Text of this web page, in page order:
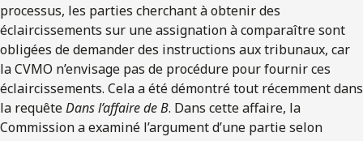
processus, les parties cherchant à obtenir des
éclaircissements sur une assignation à comparaître sont
obligées de demander des instructions aux tribunaux, car
la CVMO n’envisage pas de procédure pour fournir ces
éclaircissements. Cela a été démontré tout récemment dans
la requêteDans l’affaire de B. Dans cette affaire, la
Commission a examiné l’argument d’une partie selon